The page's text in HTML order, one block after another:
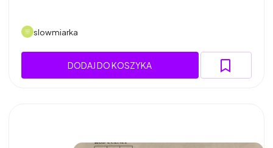
slowmiarka
DODAJ DO KOSZYKA